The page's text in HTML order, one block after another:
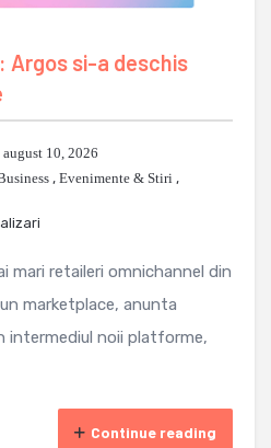
Argos si-a deschis
august 10, 2026
, Evenimente & Stiri ,
mari retaileri omnichannel din
marketplace, anunta
intermediul noii platforme,
Continue reading